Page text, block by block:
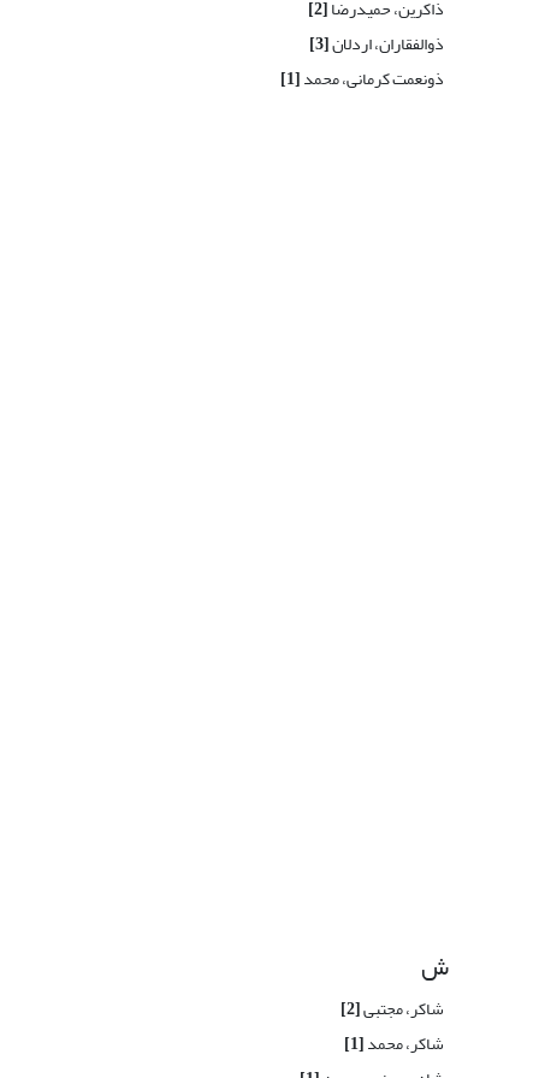
ذاکرین، حمیدرضا[2]
ذوالفقاران، اردلان[3]
ذونعمت کرمانی، محمد[1]
ش
شاکر، مجتبی[2]
شاکر، محمد[1]